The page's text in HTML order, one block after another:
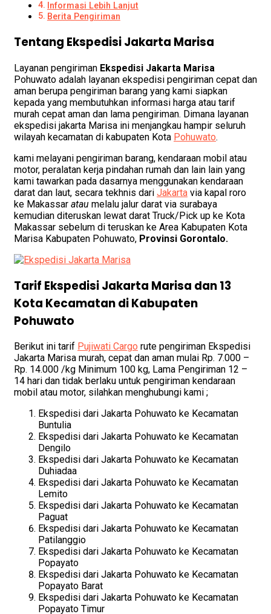
Informasi Lebih Lanjut
Berita Pengiriman
Tentang Ekspedisi Jakarta Marisa
Layanan pengiriman Ekspedisi Jakarta Marisa
Pohuwato adalah layanan ekspedisi pengiriman cepat dan
aman berupa pengiriman barang yang kami siapkan
kepada yang membutuhkan informasi harga atau tarif
murah cepat aman dan lama pengiriman. Dimana layanan
ekspedisi jakarta Marisa ini menjangkau hampir seluruh
wilayah kecamatan di kabupaten Kota Pohuwato.
kami melayani pengiriman barang, kendaraan mobil atau
motor, peralatan kerja pindahan rumah dan lain lain yang
kami tawarkan pada dasarnya menggunakan kendaraan
darat dan laut, secara tekhnis dari Jakarta via kapal roro
ke Makassar atau melalu jalur darat via surabaya
kemudian diteruskan lewat darat Truck/Pick up ke Kota
Makassar sebelum di teruskan ke Area Kabupaten Kota
Marisa Kabupaten Pohuwato, Provinsi Gorontalo.
Tarif Ekspedisi Jakarta Marisa dan 13
Kota Kecamatan di Kabupaten
Pohuwato
Berikut ini tarif Pujiwati Cargo rute pengiriman Ekspedisi
Jakarta Marisa murah, cepat dan aman mulai Rp. 7.000 –
Rp. 14.000 /kg Minimum 100 kg, Lama Pengiriman 12 –
14 hari dan tidak berlaku untuk pengiriman kendaraan
mobil atau motor, silahkan menghubungi kami ;
Ekspedisi dari Jakarta Pohuwato ke Kecamatan
Buntulia
Ekspedisi dari Jakarta Pohuwato ke Kecamatan
Dengilo
Ekspedisi dari Jakarta Pohuwato ke Kecamatan
Duhiadaa
Ekspedisi dari Jakarta Pohuwato ke Kecamatan
Lemito
Ekspedisi dari Jakarta Pohuwato ke Kecamatan
Paguat
Ekspedisi dari Jakarta Pohuwato ke Kecamatan
Patilanggio
Ekspedisi dari Jakarta Pohuwato ke Kecamatan
Popayato
Ekspedisi dari Jakarta Pohuwato ke Kecamatan
Popayato Barat
Ekspedisi dari Jakarta Pohuwato ke Kecamatan
Popayato Timur